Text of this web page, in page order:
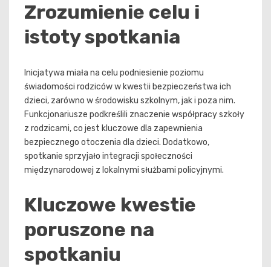
Zrozumienie celu i
istoty spotkania
Inicjatywa miała na celu podniesienie poziomu
świadomości rodziców w kwestii bezpieczeństwa ich
dzieci, zarówno w środowisku szkolnym, jak i poza nim.
Funkcjonariusze podkreślili znaczenie współpracy szkoły
z rodzicami, co jest kluczowe dla zapewnienia
bezpiecznego otoczenia dla dzieci. Dodatkowo,
spotkanie sprzyjało integracji społeczności
międzynarodowej z lokalnymi służbami policyjnymi.
Kluczowe kwestie
poruszone na
spotkaniu